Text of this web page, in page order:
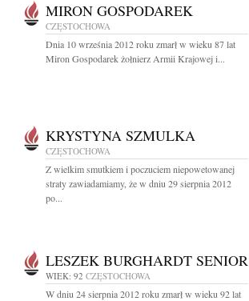
MIRON GOSPODAREK
CZĘSTOCHOWA
Dnia 10 września 2012 roku zmarł w wieku 87 lat
Miron Gospodarek żołnierz Armii Krajowej i...
KRYSTYNA SZMULKA
CZĘSTOCHOWA
Z wielkim smutkiem i poczuciem niepowetowanej
straty zawiadamiamy, że w dniu 29 sierpnia 2012
po...
LESZEK BURGHARDT SENIOR
WIEK: 92 CZĘSTOCHOWA
W dniu 24 sierpnia 2012 roku zmarł w wieku 92 lat